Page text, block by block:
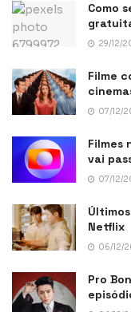
Como
29/12/
Filme
07/12/
Filmes
vai
07/12/
Netflix
06/12/
Pro